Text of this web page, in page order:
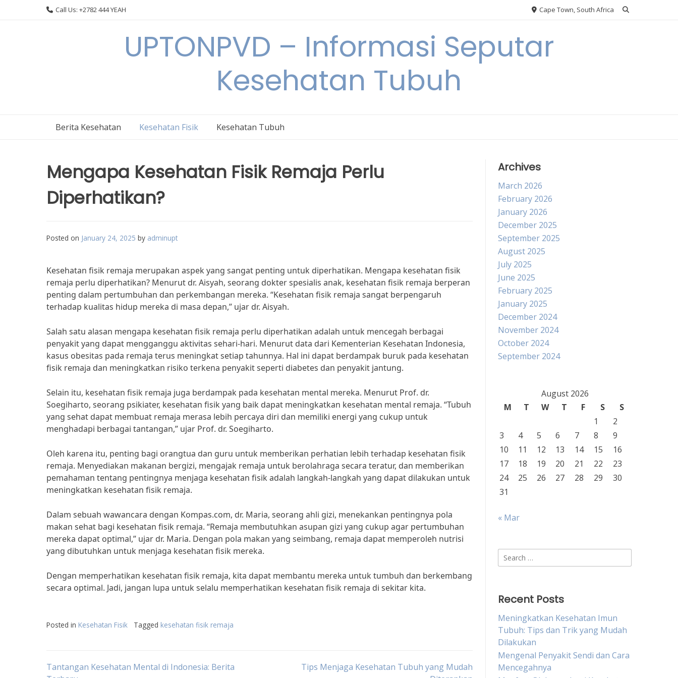
Call Us: +2782 444 YEAH Cape Town, South Africa
UPTONPVD – Informasi Seputar
Kesehatan Tubuh
Berita Kesehatan Kesehatan Fisik Kesehatan Tubuh
Mengapa Kesehatan Fisik Remaja Perlu
Diperhatikan?
Posted on January 24, 2025 by adminupt
Kesehatan fisik remaja merupakan aspek yang sangat penting untuk diperhatikan. Mengapa kesehatan fisik
remaja perlu diperhatikan? Menurut dr. Aisyah, seorang dokter spesialis anak, kesehatan fisik remaja berperan
penting dalam pertumbuhan dan perkembangan mereka. “Kesehatan fisik remaja sangat berpengaruh
terhadap kualitas hidup mereka di masa depan,” ujar dr. Aisyah.
Salah satu alasan mengapa kesehatan fisik remaja perlu diperhatikan adalah untuk mencegah berbagai
penyakit yang dapat mengganggu aktivitas sehari-hari. Menurut data dari Kementerian Kesehatan Indonesia,
kasus obesitas pada remaja terus meningkat setiap tahunnya. Hal ini dapat berdampak buruk pada kesehatan
fisik remaja dan meningkatkan risiko terkena penyakit seperti diabetes dan penyakit jantung.
Selain itu, kesehatan fisik remaja juga berdampak pada kesehatan mental mereka. Menurut Prof. dr.
Soegiharto, seorang psikiater, kesehatan fisik yang baik dapat meningkatkan kesehatan mental remaja. “Tubuh
yang sehat dapat membuat remaja merasa lebih percaya diri dan memiliki energi yang cukup untuk
menghadapi berbagai tantangan,” ujar Prof. dr. Soegiharto.
Oleh karena itu, penting bagi orangtua dan guru untuk memberikan perhatian lebih terhadap kesehatan fisik
remaja. Menyediakan makanan bergizi, mengajak remaja untuk berolahraga secara teratur, dan memberikan
pemahaman tentang pentingnya menjaga kesehatan fisik adalah langkah-langkah yang dapat dilakukan untuk
meningkatkan kesehatan fisik remaja.
Dalam sebuah wawancara dengan Kompas.com, dr. Maria, seorang ahli gizi, menekankan pentingnya pola
makan sehat bagi kesehatan fisik remaja. “Remaja membutuhkan asupan gizi yang cukup agar pertumbuhan
mereka dapat optimal,” ujar dr. Maria. Dengan pola makan yang seimbang, remaja dapat memperoleh nutrisi
yang dibutuhkan untuk menjaga kesehatan fisik mereka.
Dengan memperhatikan kesehatan fisik remaja, kita dapat membantu mereka untuk tumbuh dan berkembang
secara optimal. Jadi, jangan lupa untuk selalu memperhatikan kesehatan fisik remaja di sekitar kita.
Posted in Kesehatan Fisik Tagged kesehatan fisik remaja
Post
Tantangan Kesehatan Mental di Indonesia: Berita
Tips Menjaga Kesehatan Tubuh yang Mudah
Archives
March 2026
February 2026
January 2026
December 2025
September 2025
August 2025
July 2025
June 2025
February 2025
January 2025
December 2024
November 2024
October 2024
September 2024
August 2026
M
T W T F S
S
1
2
3
4 5 6 7 8
9
10
11 12 13 14 15
16
17
18 19 20 21 22
23
24
25 26 27 28 29
30
31
« Mar
Search
for:
Recent Posts
Meningkatkan Kesehatan Imun
Tubuh: Tips dan Trik yang Mudah
Dilakukan
Mengenal Penyakit Sendi dan Cara
Mencegahnya